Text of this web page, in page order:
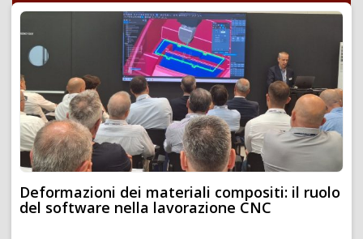
Deformazioni dei materiali compositi: il ruolo
del software nella lavorazione CNC